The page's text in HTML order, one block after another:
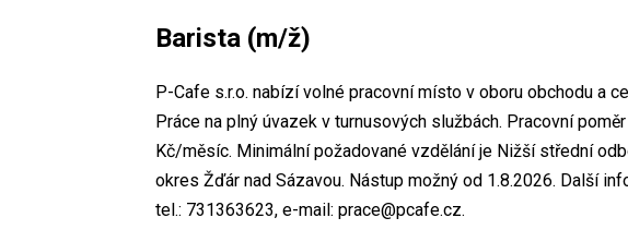
Barista (m/ž)
P-Cafe s.r.o. nabízí volné pracovní místo v oboru obchodu a
Práce na plný úvazek v turnusových službách. Pracovní
Kč/měsíc. Minimální požadované vzdělání je Nižší střední
okres Žďár nad Sázavou. Nástup možný od 1.8.2026. Další
tel.: 731363623, e-mail: prace@pcafe.cz.